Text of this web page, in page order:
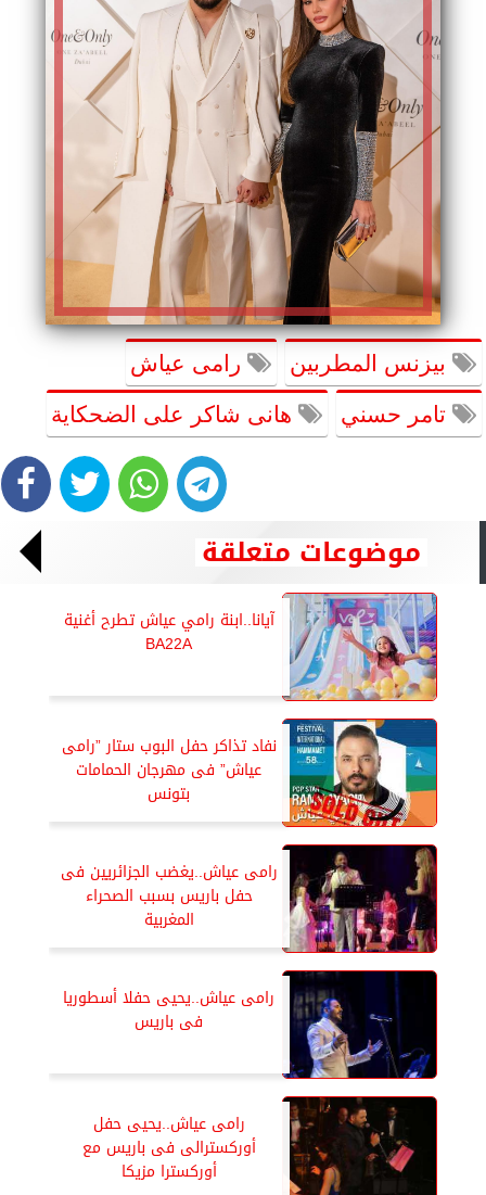
بيزنس المطربين رامى عياش
تامر حسني هانى شاكر على الضحكاية
موضوعات متعلقة
آيانا..ابنة رامي عياش تطرح أغنية
BA22A
نفاد تذاكر حفل البوب ستار ”رامى
عياش” فى مهرجان الحمامات
بتونس
رامى عياش..يغضب الجزائريين فى
حفل باريس بسبب الصحراء
المغربية
رامى عياش..يحيى حفلا أسطوريا
فى باريس
رامى عياش..يحيى حفل
أوركسترالى فى باريس مع
أوركسترا مزيكا